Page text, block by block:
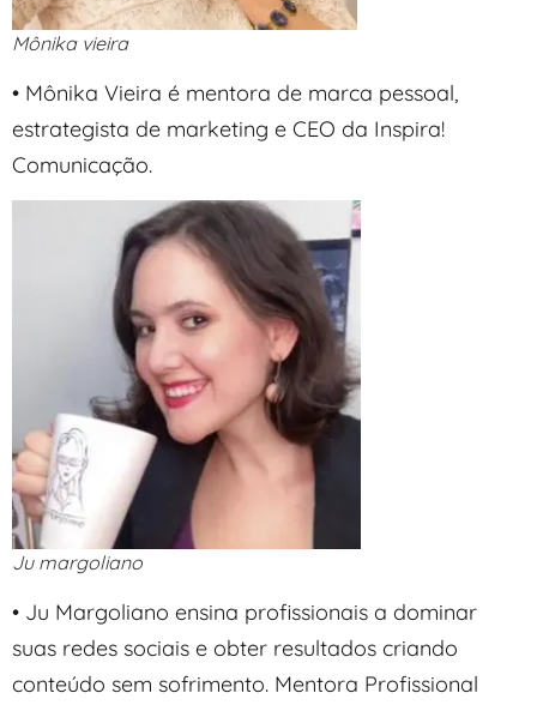
Mônika vieira
• Mônika Vieira é mentora de marca pessoal,
estrategista de marketing e CEO da Inspira!
Comunicação.
Ju margoliano
• Ju Margoliano ensina profissionais a dominar
suas redes sociais e obter resultados criando
conteúdo sem sofrimento. Mentora Profissional